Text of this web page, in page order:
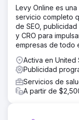
Levy Online es
servicio completo
de SEO,
y CRO para
empresas de todo
Activa en United
Publicidad
Servicios de
A partir de